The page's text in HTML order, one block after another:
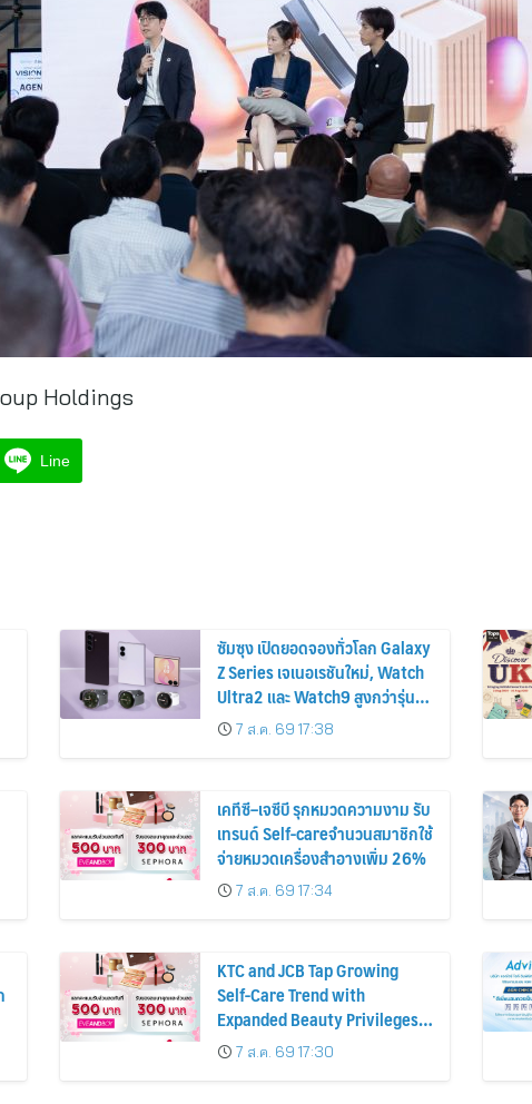
Holdings
Line
ซัมซุง เปิดยอดจองทั่วโลก Galaxy
Z Series เจเนอเรชันใหม่, Watch
Ultra2 และ Watch9 สูงกว่ารุ่น
ก่อนหน้ากว่า 30%
7 ส.ค. 69 17:38
เคทีซี–เจซีบี รุกหมวดความงาม รับ
เทรนด์ Self-careจำนวนสมาชิกใช้
จ่ายหมวดเครื่องสำอางเพิ่ม 26%
7 ส.ค. 69 17:34
KTC and JCB Tap Growing
Self-Care Trend with
Expanded Beauty Privileges
Number of KTC JCB
Cardmembers Spending on
7 ส.ค. 69 17:30